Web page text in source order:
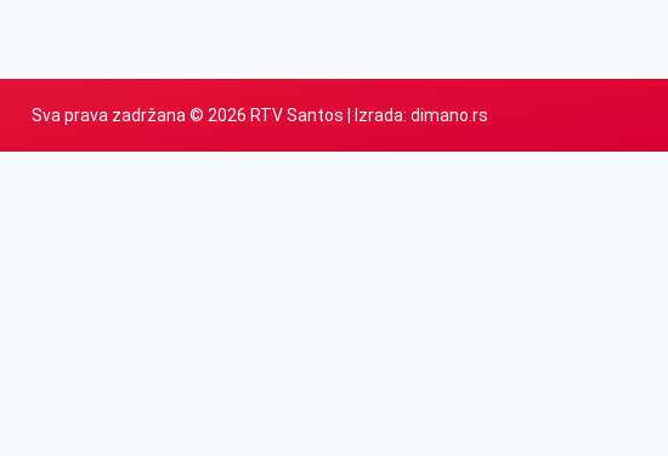
Sva prava zadržana © 2026 RTV Santos | Izrada: dimano.rs